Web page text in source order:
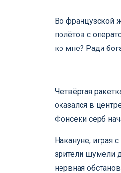
Во французской
полётов с
ко мне? Ради
Четвёртая
оказался в
Фонсеки серб
Накануне, играя
зрители шумели
нервная